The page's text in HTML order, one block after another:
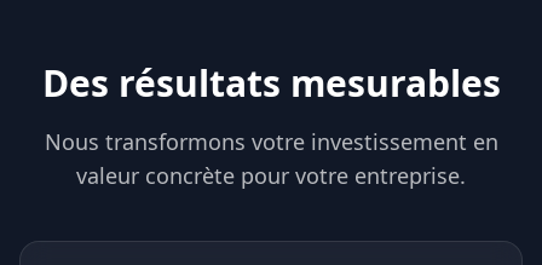
Des résultats mesurables
Nous transformons votre investissement en
valeur concrète pour votre entreprise.